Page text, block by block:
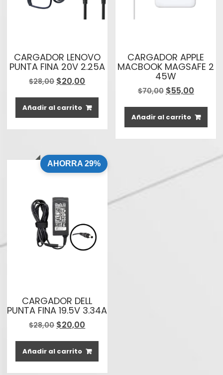
CARGADOR LENOVO
PUNTA FINA 20V 2.25A
$28,00 El
original
era:
$20,00
actual
es:
Añadir al carrito
CARGADOR APPLE
MACBOOK MAGSAFE 2
45W
$70,00 El
original
era:
$55,00El
actual
es:
Añadir al carrito
AHORRA 29%
CARGADOR DELL
PUNTA FINA 19.5V 3.34A
$28,00 El
original
era:
$20,00
actual
es:
Añadir al carrito